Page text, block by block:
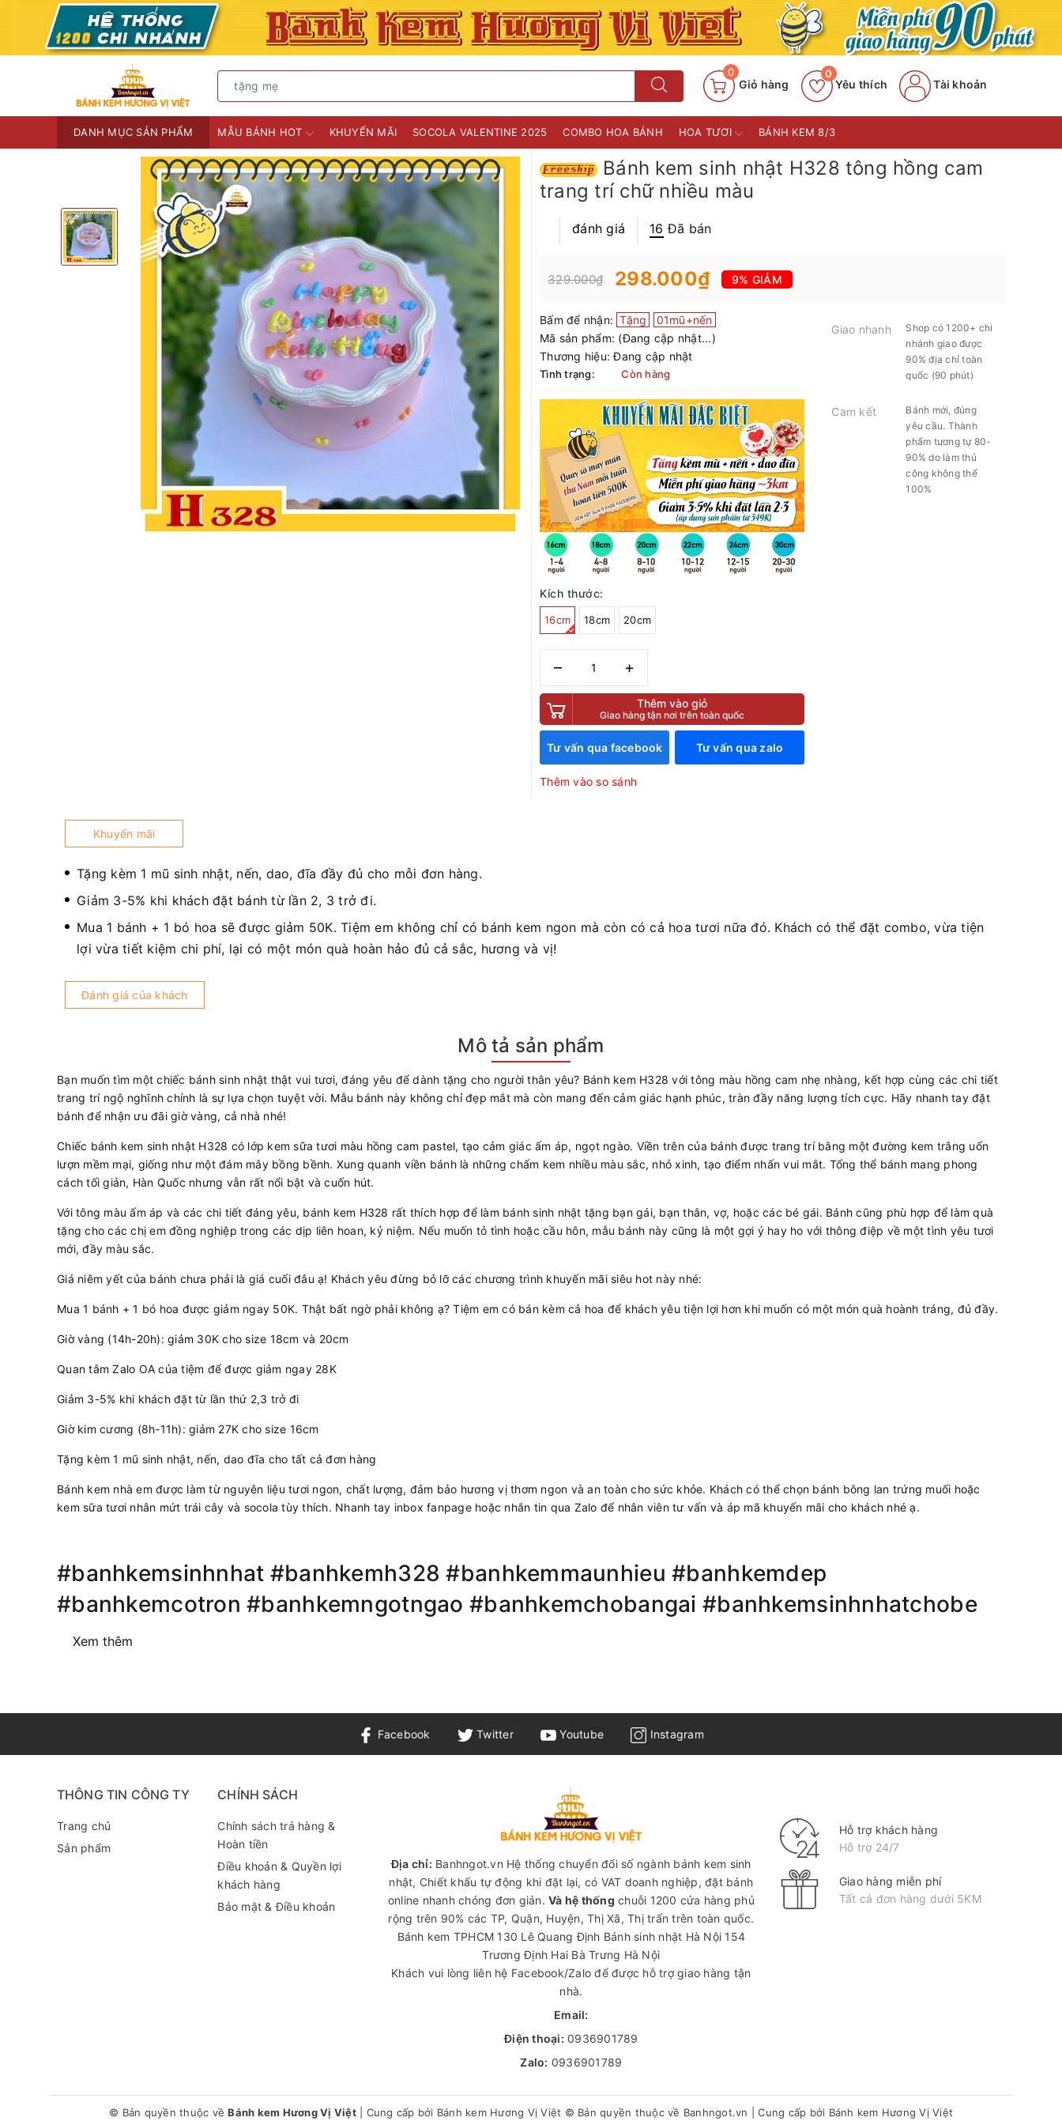
0
Giỏ hàng Yêu thích
0
Tài khoản
DANH MỤC SẢN PHẨM MẪU BÁNH HOT KHUYẾN MÃI SOCOLA VALENTINE 2025 COMBO HOA BÁNH HOA TƯƠI BÁNH KEM 8/3
Bánh kem sinh nhật H328 tông hồng cam
trang trí chữ nhiều màu
đánh giá 16 Đã bán
329.000₫ 298.000₫ 9% GIẢM
Bấm để nhận: Tặng
01mũ+nến
Mã sản phẩm: (Đang cập nhật...)
Thương hiệu: Đang cập nhật
Tình trạng: Còn hàng
Kích thước:
16cm 18cm 20cm
– +
Thêm vào giỏ
Giao hàng tận nơi trên toàn quốc
Tư vấn qua facebook Tư vấn qua zalo
Thêm vào so sánh
Giao nhanh
Shop có 1200+ chi
nhánh giao được
90% địa chỉ toàn
quốc (90 phút)
Cam kết
Bánh mới, đúng
yêu cầu. Thành
phẩm tương tự 80-
90% do làm thủ
công không thể
100%
Khuyến mãi
Tặng kèm 1 mũ sinh nhật, nến, dao, đĩa đầy đủ cho mỗi đơn hàng.
Giảm 3-5% khi khách đặt bánh từ lần 2, 3 trở đi.
Mua 1 bánh + 1 bó hoa sẽ được giảm 50K. Tiệm em không chỉ có bánh kem ngon mà còn có cả hoa tươi nữa đó. Khách có thể đặt combo, vừa tiện
lợi vừa tiết kiệm chi phí, lại có một món quà hoàn hảo đủ cả sắc, hương và vị!
Đánh giá của khách
Mô tả sản phẩm
Bạn muốn tìm một chiếc bánh sinh nhật thật vui tươi, đáng yêu để dành tặng cho người thân yêu? Bánh kem H328 với tông màu hồng cam nhẹ nhàng, kết hợp cùng các chi tiết
trang trí ngộ nghĩnh chính là sự lựa chọn tuyệt vời. Mẫu bánh này không chỉ đẹp mắt mà còn mang đến cảm giác hạnh phúc, tràn đầy năng lượng tích cực. Hãy nhanh tay đặt
bánh để nhận ưu đãi giờ vàng, cả nhà nhé!
Chiếc bánh kem sinh nhật H328 có lớp kem sữa tươi màu hồng cam pastel, tạo cảm giác ấm áp, ngọt ngào. Viền trên của bánh được trang trí bằng một đường kem trắng uốn
lượn mềm mại, giống như một đám mây bồng bềnh. Xung quanh viền bánh là những chấm kem nhiều màu sắc, nhỏ xinh, tạo điểm nhấn vui mắt. Tổng thể bánh mang phong
cách tối giản, Hàn Quốc nhưng vẫn rất nổi bật và cuốn hút.
Với tông màu ấm áp và các chi tiết đáng yêu, bánh kem H328 rất thích hợp để làm bánh sinh nhật tặng bạn gái, bạn thân, vợ, hoặc các bé gái. Bánh cũng phù hợp để làm quà
tặng cho các chị em đồng nghiệp trong các dịp liên hoan, kỷ niệm. Nếu muốn tỏ tình hoặc cầu hôn, mẫu bánh này cũng là một gợi ý hay ho với thông điệp về một tình yêu tươi
mới, đầy màu sắc.
Giá niêm yết của bánh chưa phải là giá cuối đâu ạ! Khách yêu đừng bỏ lỡ các chương trình khuyến mãi siêu hot này nhé:
Mua 1 bánh + 1 bó hoa được giảm ngay 50K. Thật bất ngờ phải không ạ? Tiệm em có bán kèm cả hoa để khách yêu tiện lợi hơn khi muốn có một món quà hoành tráng, đủ đầy.
Giờ vàng (14h-20h): giảm 30K cho size 18cm và 20cm
Quan tâm Zalo OA của tiệm để được giảm ngay 28K
Giảm 3-5% khi khách đặt từ lần thứ 2,3 trở đi
Giờ kim cương (8h-11h): giảm 27K cho size 16cm
Tặng kèm 1 mũ sinh nhật, nến, dao đĩa cho tất cả đơn hàng
Bánh kem nhà em được làm từ nguyên liệu tươi ngon, chất lượng, đảm bảo hương vị thơm ngon và an toàn cho sức khỏe. Khách có thể chọn bánh bông lan trứng muối hoặc
kem sữa tươi nhân mứt trái cây và socola tùy thích. Nhanh tay inbox fanpage hoặc nhắn tin qua Zalo để nhân viên tư vấn và áp mã khuyến mãi cho khách nhé ạ.
#banhkemsinhnhat #banhkemh328 #banhkemmaunhieu #banhkemdep
#banhkemcotron #banhkemngotngao #banhkemchobangai #banhkemsinhnhatchobe
Xem thêm
Facebook Twitter Youtube Instagram
THÔNG TIN CÔNG TY
Trang chủ
Sản phẩm
CHÍNH SÁCH
Chính sách trả hàng &
Hoàn tiền
Điều khoản & Quyền lợi
khách hàng
Bảo mật & Điều khoản
Địa chỉ: Banhngot.vn Hệ thống chuyển đổi số ngành bánh kem sinh
nhật, Chiết khấu tự động khi đặt lại, có VAT doanh nghiệp, đặt bánh
online nhanh chóng đơn giản.Và hệ thống chuỗi 1200 cửa hàng phủ
rộng trên 90% các TP, Quận, Huyện, Thị Xã, Thị trấn trên toàn quốc.
Bánh kem TPHCM 130 Lê Quang Định Bánh sinh nhật Hà Nội 154
Trương Định Hai Bà Trưng Hà Nội
Khách vui lòng liên hệ Facebook/Zalo để được hỗ trợ giao hàng tận
nhà.
Email:
Điện thoại: 0936901789
Zalo: 0936901789
Hỗ trợ khách hàng
Hỗ trợ 24/7
Giao hàng miễn phí
Tất cả đơn hàng dưới 5KM
© Bản quyền thuộc vềBánh kem Hương Vị Việt Cung cấp bởi Bánh kem Hương Vị Việt © Bản quyền thuộc về Banhngot.vn Cung cấp bởi Bánh kem Hương Vị Việt